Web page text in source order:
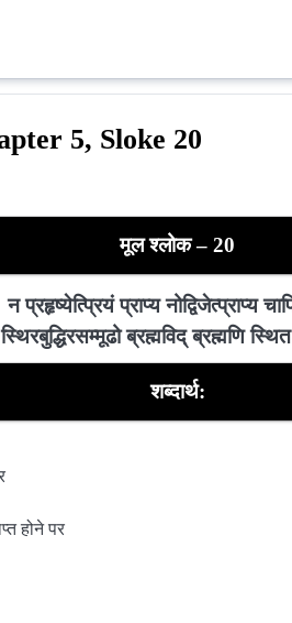
5, Sloke 20
मूल श्लोक – 20
न प्रहृष्येत्प्रियं प्राप्य नोद्विजेत्प्राप्य
स्थिरबुद्धिरसम्मूढो ब्रह्मविद् ब्रह्मणि
शब्दार्थ:
होने पर